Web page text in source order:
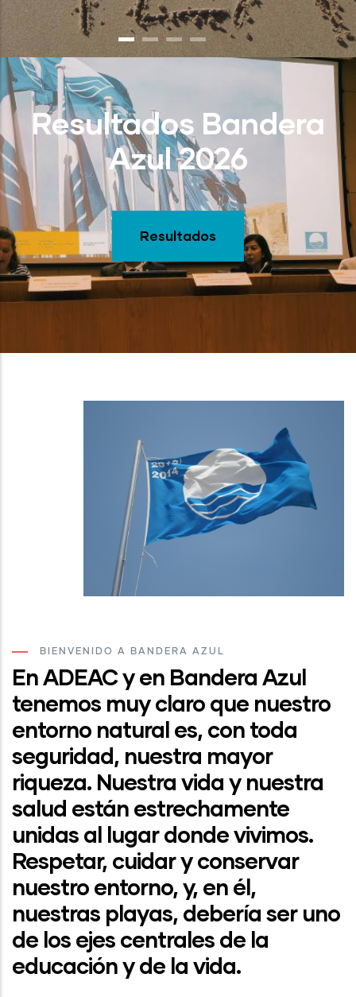
Resultados Bandera
Azul 2026
Resultados
BIENVENIDO A BANDERA AZUL
En ADEAC y en Bandera Azul
tenemos muy claro que nuestro
entorno natural es, con toda
seguridad, nuestra mayor
riqueza. Nuestra vida y nuestra
salud están estrechamente
unidas al lugar donde vivimos.
Respetar, cuidar y conservar
nuestro entorno, y, en él,
nuestras playas, debería ser uno
de los ejes centrales de la
educación y de la vida.